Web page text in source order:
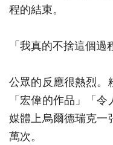
程的結束。
「我真的不捨這個過
公眾的反應很熱烈。
「宏偉的作品」「
媒體上烏爾德瑞克一
萬次。